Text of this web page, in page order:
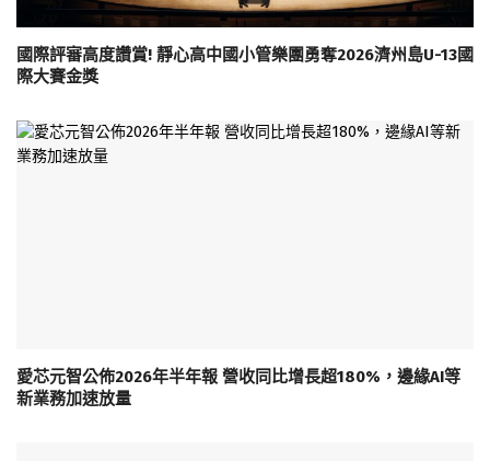
國際評審高度讚賞! 靜心高中國小管樂團勇奪2026濟州島U-13國
際大賽金獎
愛芯元智公佈2026年半年報 營收同比增長超180%，邊緣AI等
新業務加速放量